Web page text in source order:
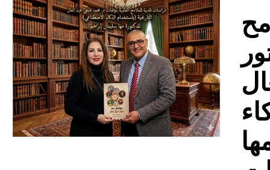
Download